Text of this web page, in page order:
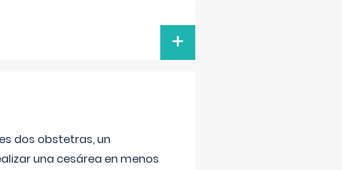
+
dos obstetras, un
una cesárea en menos